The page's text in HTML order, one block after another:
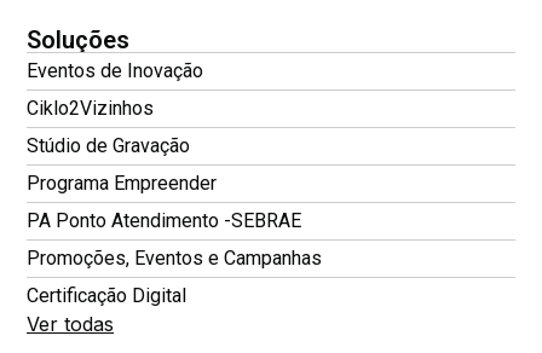
Soluções
Eventos de Inovação
Ciklo2Vizinhos
Stúdio de Gravação
Programa Empreender
PA Ponto Atendimento -SEBRAE
Promoções, Eventos e Campanhas
Certificação Digital
Ver todas